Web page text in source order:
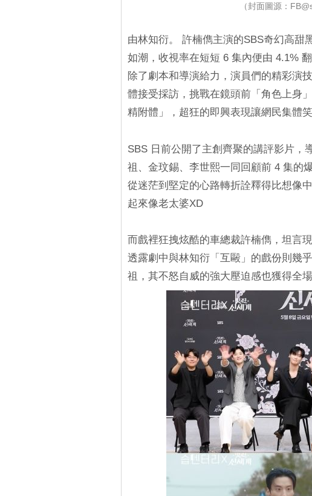
（封面圖源：
由林知衍。 許楠儁主演的SBS奇幻高甜
如潮，收視率在短短 6 集內便由 4.1%
除了劇本和導演給力，演員們的精彩演
體接受採訪，挑戰在鏡頭前「角色上身
精附體」，超狂的即興表現讓網民集體笑
SBS 日前公開了主創齊聚的講評影片，
祖、金玟錫、李世熙一同回顧前 4 集的
從迷茫到堅定的心路轉折詮釋得比想像
起來像老太婆XD
而戲裡狂拽炫酷的車總裁許楠儁，坦言
透露劇中與林知衍「互毆」的戲份則幾
祖，其不怒自威的強大壓迫感也獲得全場